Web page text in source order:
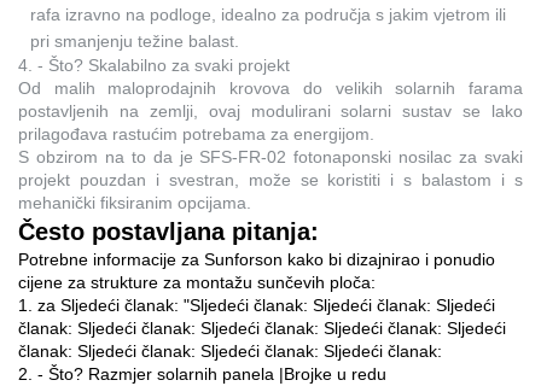
rafa izravno na podloge, idealno za područja s jakim vjetrom ili
pri smanjenju težine balast.
4. - Što? Skalabilno za svaki projekt
Od malih maloprodajnih krovova do velikih solarnih farama
postavljenih na zemlji, ovaj modulirani solarni sustav se lako
prilagođava rastućim potrebama za energijom.
S obzirom na to da je SFS-FR-02 fotonaponski nosilac za svaki
projekt pouzdan i svestran, može se koristiti i s balastom i s
mehanički fiksiranim opcijama.
Često postavljana pitanja:
Potrebne informacije za Sunforson kako bi dizajnirao i ponudio
cijene za strukture za montažu sunčevih ploča:
1. za Sljedeći članak: "Sljedeći članak: Sljedeći članak: Sljedeći
članak: Sljedeći članak: Sljedeći članak: Sljedeći članak: Sljedeći
članak: Sljedeći članak: Sljedeći članak: Sljedeći članak:
2. - Što? Razmjer solarnih panela |Brojke u redu